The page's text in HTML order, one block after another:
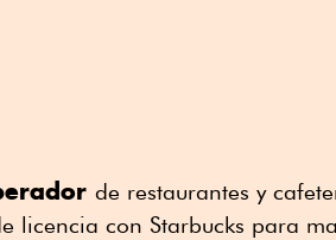
de restaurantes y
licencia con Starbucks para